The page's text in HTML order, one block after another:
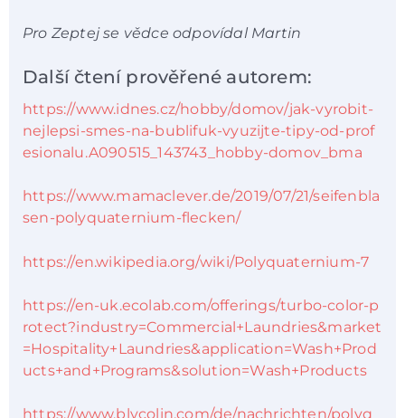
Pro Zeptej se vědce odpovídal Martin
Další čtení prověřené autorem:
https://www.idnes.cz/hobby/domov/jak-vyrobit-
nejlepsi-smes-na-bublifuk-vyuzijte-tipy-od-prof
esionalu.A090515_143743_hobby-domov_bma
https://www.mamaclever.de/2019/07/21/seifenbla
sen-polyquaternium-flecken/
https://en.wikipedia.org/wiki/Polyquaternium-7
https://en-uk.ecolab.com/offerings/turbo-color-p
rotect?industry=Commercial+Laundries&market
=Hospitality+Laundries&application=Wash+Prod
ucts+and+Programs&solution=Wash+Products
https://www.blycolin.com/de/nachrichten/polyq